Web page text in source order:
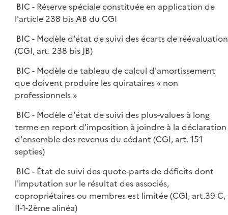
BIC - Réserve spéciale constituée en application de
l'article 238 bis AB du CGI
BIC - Modèle d'état de suivi des écarts de réévaluation
(CGI, art. 238 bis JB)
BIC - Modèle de tableau de calcul d'amortissement
que doivent produire les quirataires « non
professionnels »
BIC - Modèle d'état de suivi des plus-values à long
terme en report d'imposition à joindre à la déclaration
d'ensemble des revenus du cédant (CGI, art. 151
septies)
BIC - État de suivi des quote-parts de déficits dont
l'imputation sur le résultat des associés,
copropriétaires ou membres est limitée (CGI, art.39 C,
II-1-2ème alinéa)